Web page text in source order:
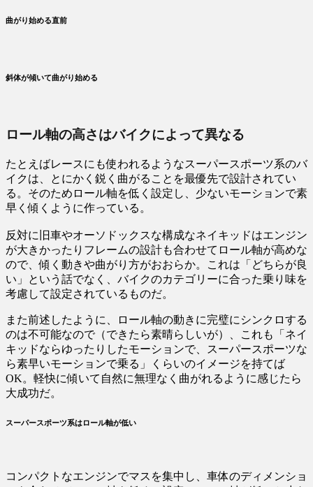
曲がり始める直前
斜体が傾いて曲がり始める
ロール軸の高さはバイクによって異なる
たとえばレースにも使われるようなスーパースポーツ系のバ
イクは、とにかく鋭く曲がることを最優先で設計されてい
る。そのためロール軸を低く設定し、少ないモーションで素
早く傾くように作っている。
反対に旧車やオーソドックスな構成なネイキッドはエンジン
が大きかったりフレームの設計も合わせてロール軸が高めな
ので、傾く動きや曲がり方がおおらか。これは「どちらが良
い」という話でなく、バイクのカテゴリーに合った乗り味を
考慮して設定されているものだ。
また前述したように、ロール軸の動きに完璧にシンクロする
のは不可能なので（できたら素晴らしいが）、これも「ネイ
キッドならゆったりしたモーションで、スーパースポーツな
ら素早いモーションで乗る」くらいのイメージを持てば
OK。軽快に傾いて自然に無理なく曲がれるように感じたら
大成功だ。
スーパースポーツ系はロール軸が低い
コンパクトなエンジンでマスを集中し、車体のディメンショ